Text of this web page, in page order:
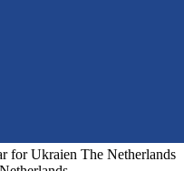
for Ukraien The Netherlands